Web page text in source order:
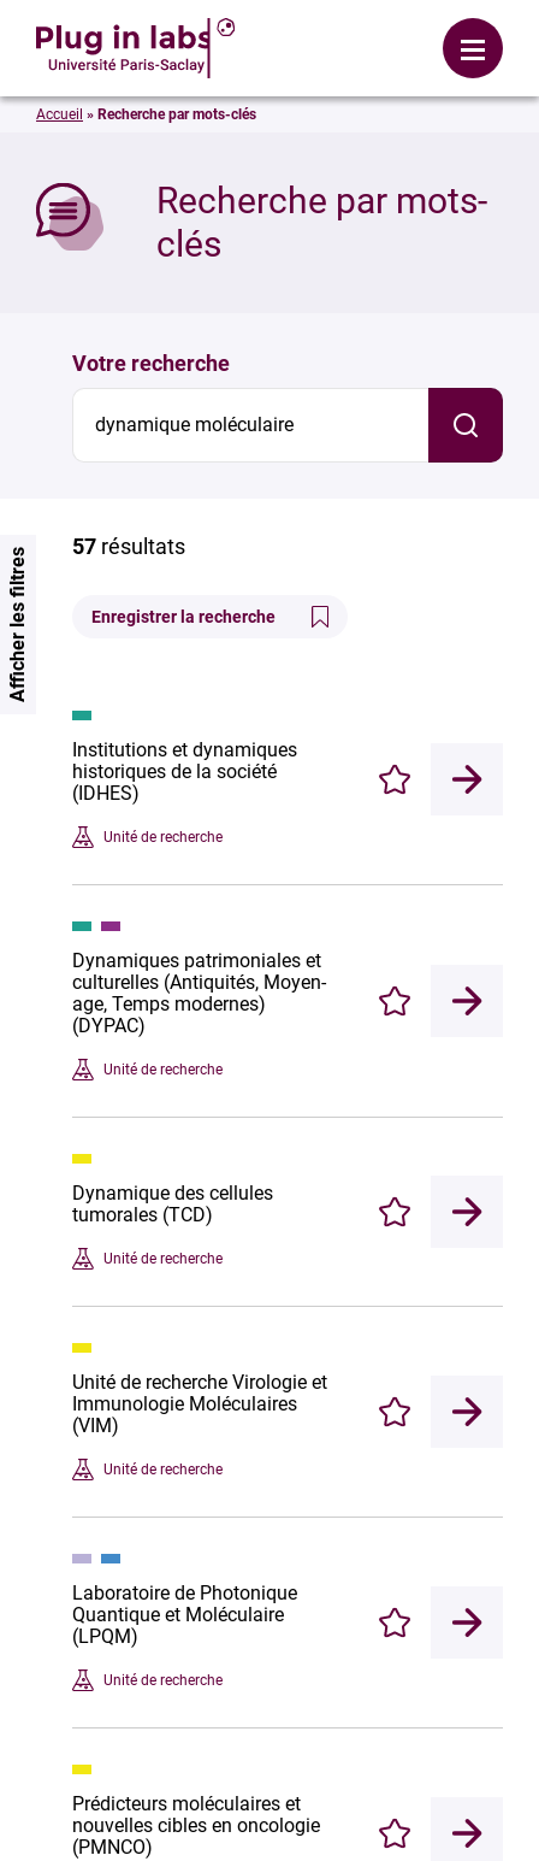
Menu
Recherche par mots-
clés
Accueil » Recherche par mots-clés
Votre recherche
57 résultats
Enregistrer la recherche
Institutions et dynamiques
historiques de la société
(IDHES)
Unité de recherche
Enregistrer
Dynamiques patrimoniales et
culturelles (Antiquités, Moyen-
age, Temps modernes)
(DYPAC)
Unité de recherche
Enregistrer
Dynamique des cellules
tumorales (TCD)
Unité de recherche
Enregistrer
Unité de recherche Virologie et
Immunologie Moléculaires
(VIM)
Unité de recherche
Enregistrer
Laboratoire de Photonique
Quantique et Moléculaire
(LPQM)
Unité de recherche
Enregistrer
Prédicteurs moléculaires et
nouvelles cibles en oncologie
(PMNCO)
Enregistrer
Afficher les filtres